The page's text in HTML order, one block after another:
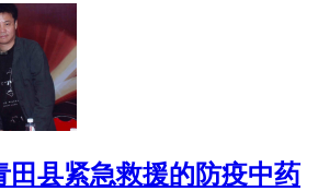
田县紧急救援的防疫中药